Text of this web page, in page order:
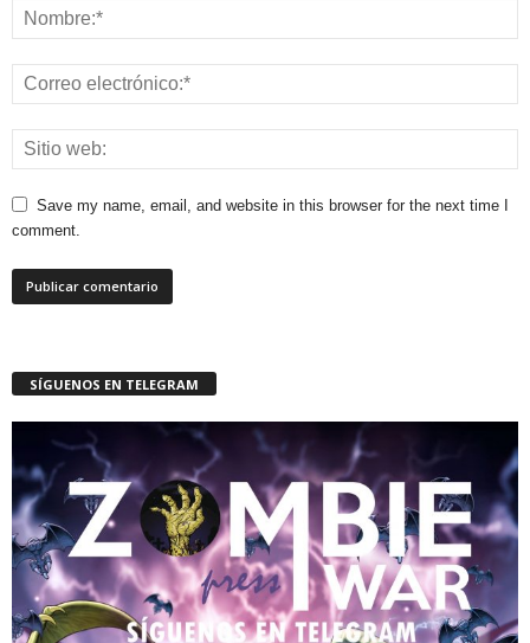
Save my name, email, and website in this browser for the next time I
comment.
SÍGUENOS EN TELEGRAM